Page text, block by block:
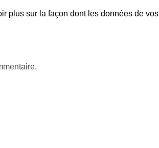
plus sur la façon dont les données de vos